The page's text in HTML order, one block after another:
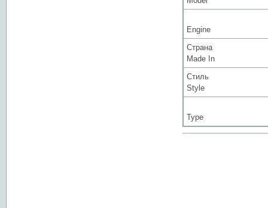
Engine
Страна
Made In
Стиль
Style
Type